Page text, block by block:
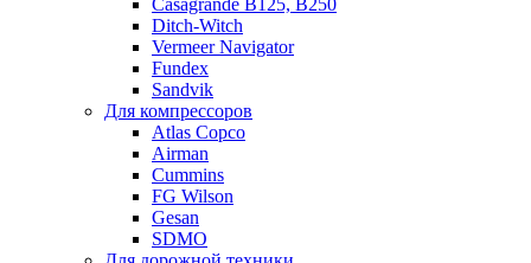
Ditch-Witch
Vermeer Navigator
Fundex
Sandvik
Для компрессоров
Atlas Copco
Airman
Cummins
FG Wilson
Gesan
SDMO